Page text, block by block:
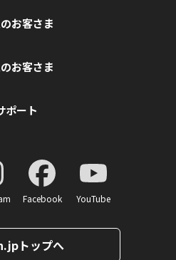
お客さま
お客さま
ポート
Facebook YouTube
トップへ